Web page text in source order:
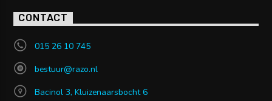
CONTACT
015 26 10 745
bestuur@razo.nl
Bacinol 3, Kluizenaarsbocht 6